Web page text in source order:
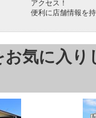
アクセス！
便利に店舗情報を
気に入